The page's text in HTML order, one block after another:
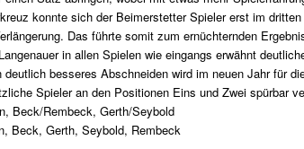
konnte sich der Beimerstetter Spieler erst im
Das führte somit zum ernüchternden
in allen Spielen wie eingangs erwähnt
deutlich besseres Abschneiden wird im neuen Jahr für
Spieler an den Positionen Eins und Zwei spürbar
Beck/Rembeck, Gerth/Seybold
Beck, Gerth, Seybold, Rembeck